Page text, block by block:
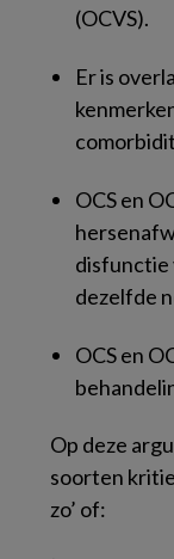
(OCVS).
Er is
OCS en
disfunctie
dezelfde
OCS en
Op deze
soorten
zo’ of: